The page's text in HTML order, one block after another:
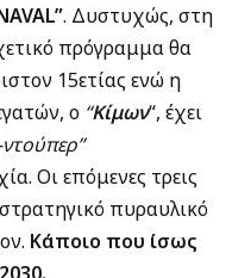
. Δυστυχώς, στη
πρόγραμμα θα
15ετίας ενώ η
ο “Κίμων“, έχει
Οι επόμενες τρεις
πυραυλικό
Κάποιο που ίσως